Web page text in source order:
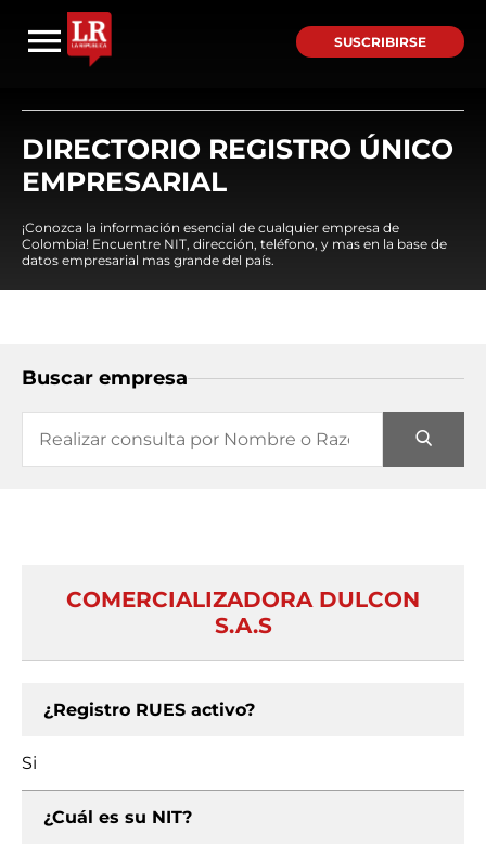
SUSCRIBIRSE
DIRECTORIO REGISTRO ÚNICO
EMPRESARIAL
¡Conozca la información esencial de cualquier empresa de
Colombia! Encuentre NIT, dirección, teléfono, y mas en la base de
datos empresarial mas grande del país.
Buscar empresa
COMERCIALIZADORA DULCON
S.A.S
¿Registro RUES activo?
Si
¿Cuál es su NIT?